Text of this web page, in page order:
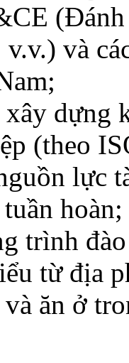
và
dựng
(theo
lực
hoàn;
trình
từ địa
ăn ở